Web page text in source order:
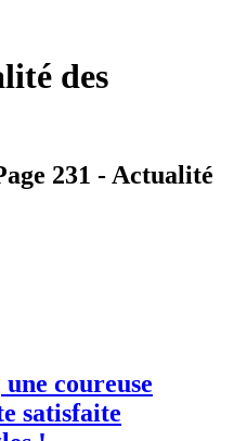
des
231 - Actualité
coureuse
satisfaite